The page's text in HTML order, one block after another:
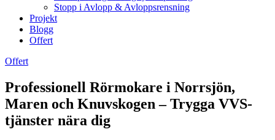
Stopp i Avlopp & Avloppsrensning
Projekt
Blogg
Offert
Offert
Professionell Rörmokare i Norrsjön,
Maren och Knuvskogen – Trygga VVS-
tjänster nära dig